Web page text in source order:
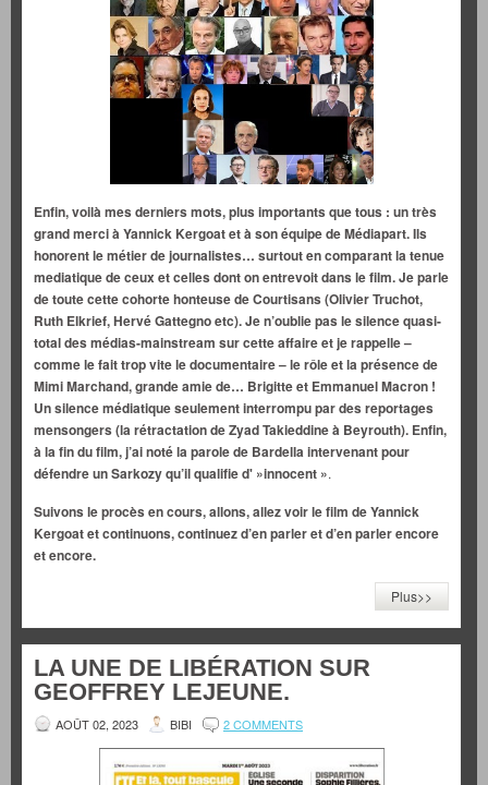
Enfin, voilà mes derniers mots, plus importants que tous : un très
grand merci à Yannick Kergoat et à son équipe de Médiapart. Ils
honorent le métier de journalistes… surtout en comparant la tenue
mediatique de ceux et celles dont on entrevoit dans le film. Je parle
de toute cette cohorte honteuse de Courtisans (Olivier Truchot,
Ruth Elkrief, Hervé Gattegno etc). Je n’oublie pas le silence quasi-
total des médias-mainstream sur cette affaire et je rappelle –
comme le fait trop vite le documentaire – le rôle et la présence de
Mimi Marchand, grande amie de… Brigitte et Emmanuel Macron !
Un silence médiatique seulement interrompu par des reportages
mensongers (la rétractation de Zyad Takieddine à Beyrouth). Enfin,
à la fin du film, j’ai noté la parole de Bardella intervenant pour
défendre un Sarkozy qu’il qualifie d' »innocent ».
Suivons le procès en cours, allons, allez voir le film de Yannick
Kergoat et continuons, continuez d’en parler et d’en parler encore
et encore.
Plus>>
LA UNE DE LIBÉRATION SUR
GEOFFREY LEJEUNE.
AOÛT 02, 2023 BIBI 2 COMMENTS